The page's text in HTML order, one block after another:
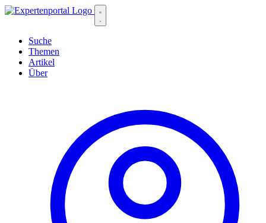
Suche
Themen
Artikel
Über